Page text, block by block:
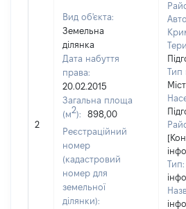
2
Вид об'єкта:
Земельна
ділянка
Дата набуття
права:
20.02.2015
Загальна площа
(м2):
898,00
Реєстраційний
номер
(кадастровий
номер для
земельної
ділянки):
Тип
Тип: